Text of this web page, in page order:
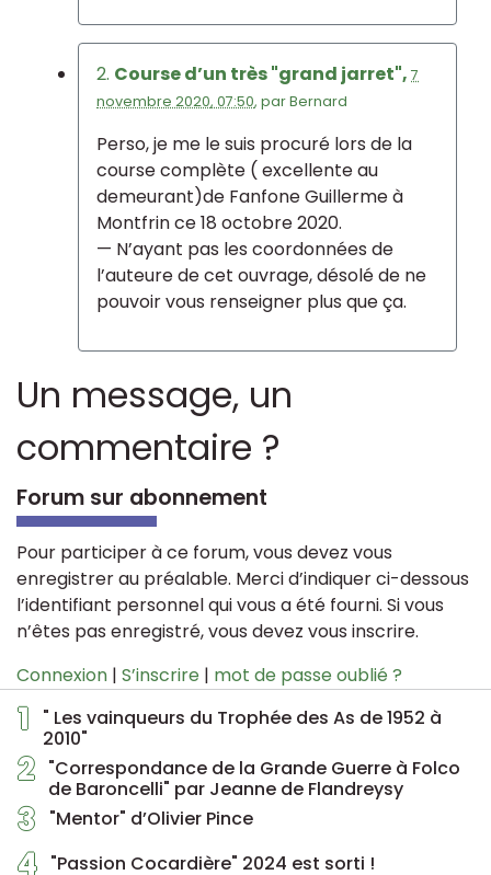
1
" Les vainqueurs du Trophée des As de 1952 à
2010"
2 "Correspondance de la Grande Guerre à Folco
de Baroncelli" par Jeanne de Flandreysy
3 "Mentor" d’Olivier Pince
4 "Passion Cocardière" 2024 est sorti !
2. Course d’un très "grand jarret", 7
novembre 2020, 07:50, parBernard
Perso, je me le suis procuré lors de la
course complète ( excellente au
demeurant)de Fanfone Guillerme à
Montfrin ce 18 octobre 2020.
— N’ayant pas les coordonnées de
l’auteure de cet ouvrage, désolé de ne
pouvoir vous renseigner plus que ça.
Un message, un
commentaire ?
Forum sur abonnement
Pour participer à ce forum, vous devez vous
enregistrer au préalable. Merci d’indiquer ci-dessous
l’identifiant personnel qui vous a été fourni. Si vous
n’êtes pas enregistré, vous devez vous inscrire.
Connexion | S’inscrire | mot de passe oublié ?